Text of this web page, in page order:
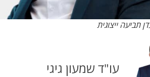
תביעה ייצוגית
עו"ד שמעון גיגי